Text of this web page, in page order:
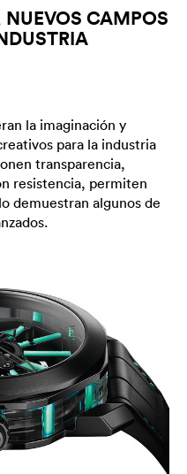
CAMPOS
la imaginación y
para la industria
transparencia,
resistencia, permiten
demuestran algunos de